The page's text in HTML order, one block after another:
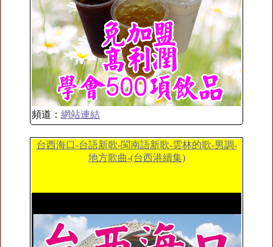
頻道： 網站連結
台西海口-台語新歌-閩南語新歌-雲林的歌-男調-
地方歌曲-(台西港續集)